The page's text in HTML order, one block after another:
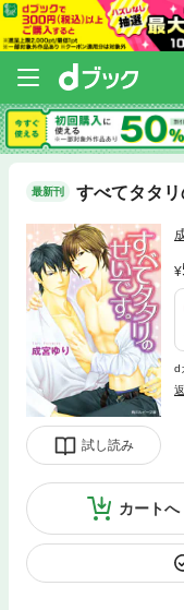
最新刊 すべてタタリ
試し読み
d
カートへ